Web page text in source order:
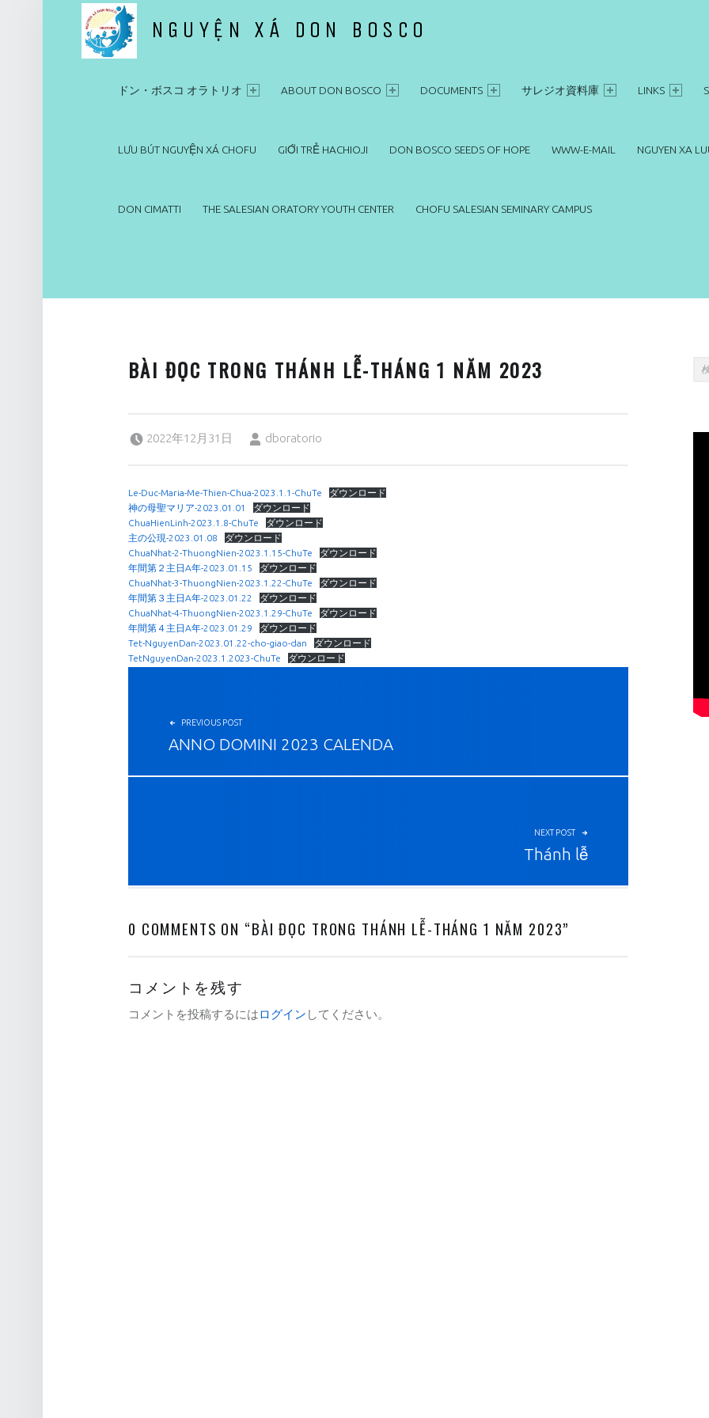
NGUYỆN XÁ DON BOSCO
PRIMARY MENU
ドン・ボスコ オラトリオ ABOUT DON BOSCO DOCUMENTS サレジオ資料庫 LINKS
LƯU BÚT NGUYỆN XÁ CHOFU GIỚI TRẺ HACHIOJI DON BOSCO SEEDS OF HOPE WWW-E-MAIL NGUYEN XA
DON CIMATTI THE SALESIAN ORATORY YOUTH CENTER CHOFU SALESIAN SEMINARY CAMPUS
BÀI ĐỌC TRONG THÁNH LỄ-THÁNG 1 NĂM 2023
2022年12月31日 dboratorio
Le-Duc-Maria-Me-Thien-Chua-2023.1.1-ChuTe
ダウンロード
神の母聖マリア-2023.01.01
ダウンロード
ChuaHienLinh-2023.1.8-ChuTe
ダウンロード
主の公現-2023.01.08
ダウンロード
ChuaNhat-2-ThuongNien-2023.1.15-ChuTe
ダウンロード
年間第２主日A年-2023.01.15
ダウンロード
ChuaNhat-3-ThuongNien-2023.1.22-ChuTe
ダウンロード
年間第３主日A年-2023.01.22
ダウンロード
ChuaNhat-4-ThuongNien-2023.1.29-ChuTe
ダウンロード
年間第４主日A年-2023.01.29
ダウンロード
Tet-NguyenDan-2023.01.22-cho-giao-dan
ダウンロード
TetNguyenDan-2023.1.2023-ChuTe
ダウンロード
投稿ナビゲーション
PREVIOUS POST
ANNO DOMINI 2023 CALENDA
NEXT POST
Thánh lễ
0 COMMENTS ON “BÀI ĐỌC TRONG THÁNH LỄ-THÁNG 1 NĂM 2023”
コメントを残す
コメントを投稿するにはログイン してください。